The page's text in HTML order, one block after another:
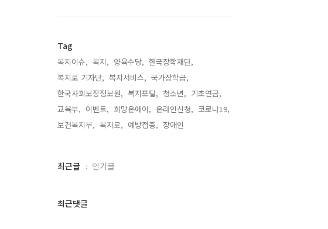
Tag
복지이슈, 복지, 양육수당, 한국장학재단,
복지로 기자단, 복지서비스, 국가장학금,
한국사회보장정보원, 복지포털, 청소년, 기초연금,
교육부, 이벤트, 희망온에어, 온라인신청, 코로나19,
보건복지부, 복지로, 예방접종, 장애인,
최
과
최근글 인기글
최근댓글